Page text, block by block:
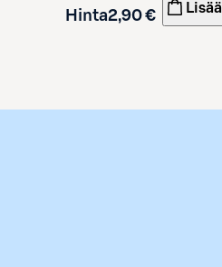
Hinta2,90 € Lisää